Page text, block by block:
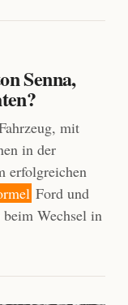
Senna,
mit
in der
erfolgreichen
Ford und
Wechsel in